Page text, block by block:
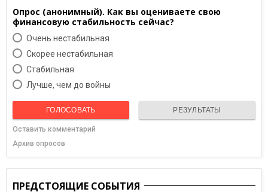
Опрос (анонимный). Как вы оцениваете свою
финансовую стабильность сейчас?
Очень нестабильная
Скорее нестабильная
Cтабильная
Лучше, чем до войны
ГОЛОСОВАТЬ РЕЗУЛЬТАТЫ
Оставить комментарий
Архив опросов
ПРЕДСТОЯЩИЕ СОБЫТИЯ